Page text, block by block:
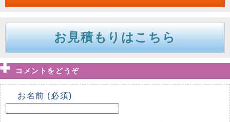
お見積もりはこちら
コメントをどうぞ
お名前 (必須)